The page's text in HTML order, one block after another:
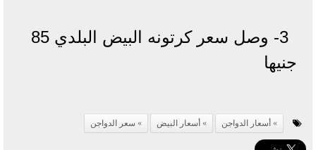
3- وصل سعر كرتونه البيض البلدي 85
جنيها
أسعار الدواجن أسعار البيض سعر الدواجن